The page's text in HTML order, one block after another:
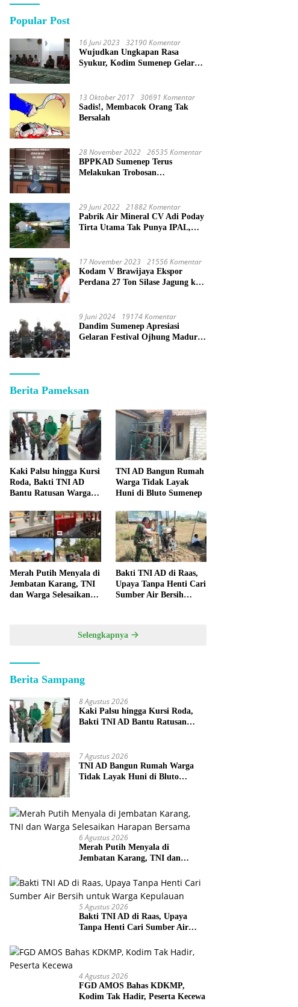
Popular Post
16 Juni 2023 32190 Komentar
Wujudkan Ungkapan Rasa
Syukur, Kodim Sumenep Gelar
13 Oktober 2017 30691 Komentar
Sadis!, Membacok Orang Tak
Bersalah
28 November 2022 26535 Komentar
BPPKAD Sumenep Terus
Melakukan Trobosan
29 Juni 2022 21882 Komentar
Pabrik Air Mineral CV Adi Poday
Tirta Utama Tak Punya IPAL,
17 November 2023 21556 Komentar
Kodam V Brawijaya Ekspor
Perdana 27 Ton Silase Jagung ke
9 Juni 2024 19174 Komentar
Dandim Sumenep Apresiasi
Gelaran Festival Ojhung Madura
Berita Pameksan
Kaki Palsu hingga Kursi
Roda, Bakti TNI AD
Bantu Ratusan Warga
TNI AD Bangun Rumah
Warga Tidak Layak
Huni di Bluto Sumenep
Merah Putih Menyala di
Jembatan Karang, TNI
dan Warga Selesaikan
Bakti TNI AD di Raas,
Upaya Tanpa Henti Cari
Sumber Air Bersih
Selengkapnya
Berita Sampang
8 Agustus 2026
Kaki Palsu hingga Kursi Roda,
Bakti TNI AD Bantu Ratusan
7 Agustus 2026
TNI AD Bangun Rumah Warga
Tidak Layak Huni di Bluto
6 Agustus 2026
Merah Putih Menyala di
Jembatan Karang, TNI dan
Bersama
5 Agustus 2026
Bakti TNI AD di Raas, Upaya
Tanpa Henti Cari Sumber Air
4 Agustus 2026
FGD AMOS Bahas KDKMP,
Kodim Tak Hadir, Peserta Kecewa